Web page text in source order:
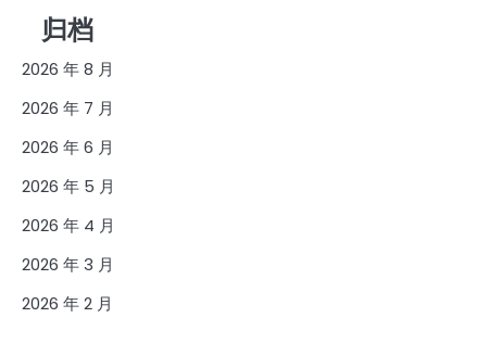
归档
2026 年 8 月
2026 年 7 月
2026 年 6 月
2026 年 5 月
2026 年 4 月
2026 年 3 月
2026 年 2 月